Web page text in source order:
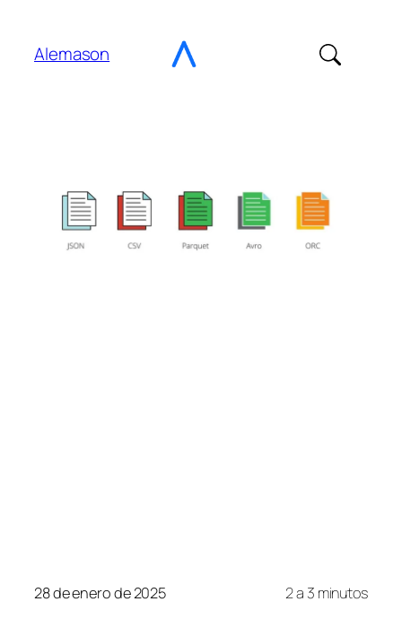
contenido
Alemason
28 de enero de 2025 2 a 3 minutos